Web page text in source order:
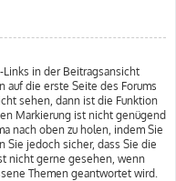
Links in der Beitragsansicht
auf die erste Seite des Forums
sehen, dann ist die Funktion
Markierung ist nicht genügend
nach oben zu holen, indem Sie
Sie jedoch sicher, dass Sie die
nicht gerne gesehen, wenn
Themen geantwortet wird.